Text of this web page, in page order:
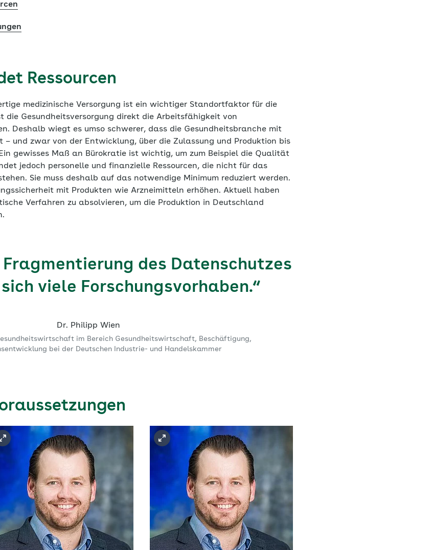
Ressourcen
medizinische Versorgung ist ein wichtiger Standortfaktor für die
die Gesundheitsversorgung direkt die Arbeitsfähigkeit von
Deshalb wiegt es umso schwerer, dass die Gesundheitsbranche mit
und zwar von der Entwicklung, über die Zulassung und Produktion bis
gewisses Maß an Bürokratie ist wichtig, um zum Beispiel die Qualität
jedoch personelle und finanzielle Ressourcen, die nicht für das
Sie muss deshalb auf das notwendige Minimum reduziert werden.
mit Produkten wie Arzneimitteln erhöhen. Aktuell haben
Verfahren zu absolvieren, um die Produktion in Deutschland
Fragmentierung des Datenschutzes
viele Forschungsvorhaben.“
Dr. Philipp Wien
im Bereich Gesundheitswirtschaft, Beschäftigung,
bei der Deutschen Industrie- und Handelskammer